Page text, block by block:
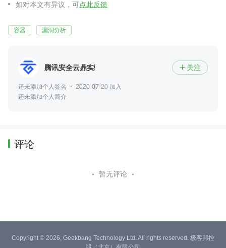
如对本文有异议，可点此反馈
容器 漏洞分析
腾讯安全云鼎实验室  关注
还未添加个人签名
2020-07-20 加入
还未添加个人简介
评论
暂无评论
Copyright © 2026, Geekbang Technology Ltd. All rights reserved. 极客邦控